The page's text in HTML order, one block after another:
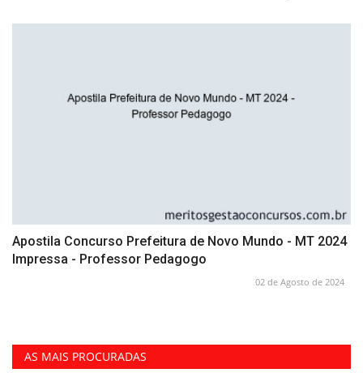
Apostila Concurso Prefeitura de Novo Mundo - MT 2024
Impressa - Professor Pedagogo
02 de Agosto de 2024
AS MAIS PROCURADAS